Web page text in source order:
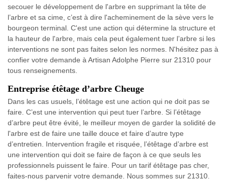
secouer le développement de l'arbre en supprimant la tête de
l’arbre et sa cime, c’est à dire l'acheminement de la sève vers le
bourgeon terminal. C'est une action qui détermine la structure et
la hauteur de l'arbre, mais cela peut également tuer l’arbre si les
interventions ne sont pas faites selon les normes. N'hésitez pas à
confier votre demande à Artisan Adolphe Pierre sur 21310 pour
tous renseignements.
Entreprise étêtage d’arbre Cheuge
Dans les cas usuels, l’étêtage est une action qui ne doit pas se
faire. C’est une intervention qui peut tuer l’arbre. Si l’étêtage
d’arbre peut être évité, le meilleur moyen de garder la solidité de
l'arbre est de faire une taille douce et faire d’autre type
d’entretien. Intervention fragile et risquée, l’étêtage d’arbre est
une intervention qui doit se faire de façon à ce que seuls les
professionnels puissent le faire. Pour un tarif étêtage pas cher,
faites-nous parvenir votre demande. Nous sommes sur 21310.